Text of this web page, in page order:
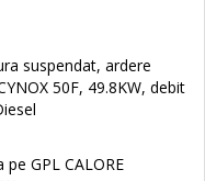
suspendat, ardere
50F, 49.8KW, debit
GPL CALORE